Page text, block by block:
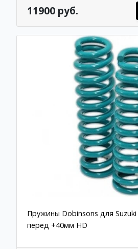
11900 руб.
Пружины Dobinsons для Suzuki
перед +40мм HD